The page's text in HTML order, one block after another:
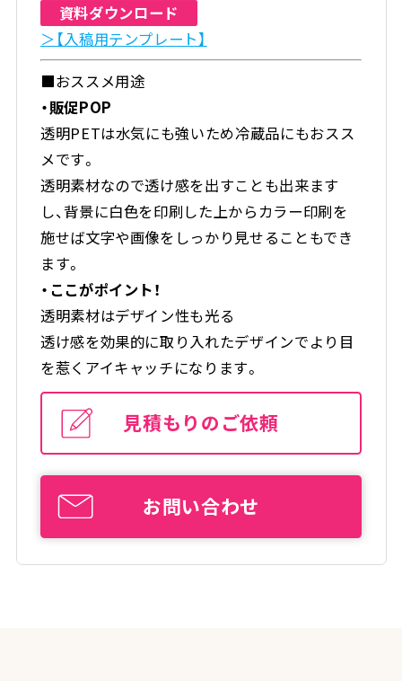
資料ダウンロード
＞【入稿用テンプレート】
■おススメ用途
・販促POP
透明PETは水気にも強いため冷蔵品にもおスス
メです。
透明素材なので透け感を出すことも出来ます
し、背景に白色を印刷した上からカラー印刷を
施せば文字や画像をしっかり見せることもでき
ます。
・ここがポイント！
透明素材はデザイン性も光る
透け感を効果的に取り入れたデザインでより目
を惹くアイキャッチになります。
見積もりのご依頼
お問い合わせ